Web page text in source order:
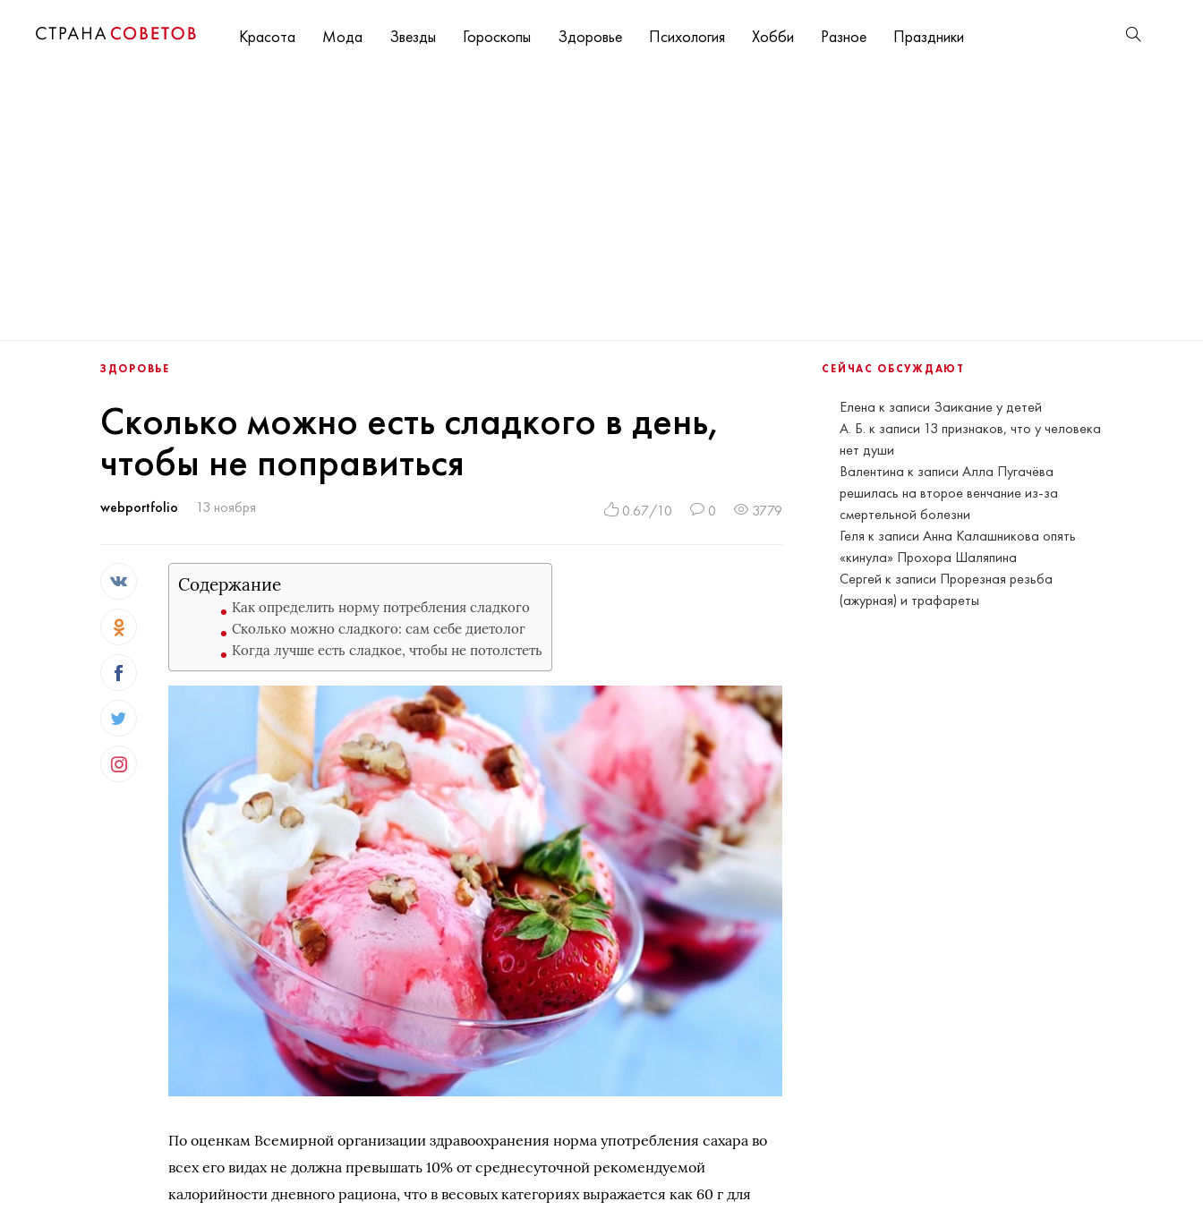
Красота Мода Звезды Гороскопы Здоровье Психология Хобби Разное Праздники
СЕЙЧАС ОБСУЖДАЮТ
Елена к записи Заикание у детей
А. Б. к записи 13 признаков, что у человека
нет души
Валентина к записиАлла Пугачёва
решилась на второе венчание из-за
смертельной болезни
Геля к записиАнна Калашникова опять
«кинула» Прохора Шаляпина
Сергей к записи Прорезная резьба
(ажурная) и трафареты
ЗДОРОВЬЕ
Сколько можно есть сладкого в день,
чтобы не поправиться
webportfolio 13 ноября 0.67/10 0 3779
Содержание
Как определить норму потребления сладкого
Сколько можно сладкого: сам себе диетолог
Когда лучше есть сладкое, чтобы не потолстеть
По оценкам Всемирной организации здравоохранения норма употребления сахара во
всех его видах не должна превышать 10% от среднесуточной рекомендуемой
калорийности дневного рациона, что в весовых категориях выражается как 60 г для